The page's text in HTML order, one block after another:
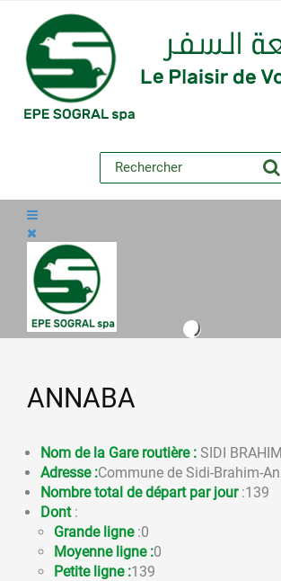
ANNABA
Nom de la Gare routière : SIDI
Adresse :Commune de Sidi-Brahim-
Nombre total de départ par jour:139
Dont :
Grande ligne:0
Moyenne ligne :0
Petite ligne :139